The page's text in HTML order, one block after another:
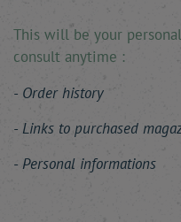
This will be your
consult anytime :
Order history
Links to purchased
Personal informations